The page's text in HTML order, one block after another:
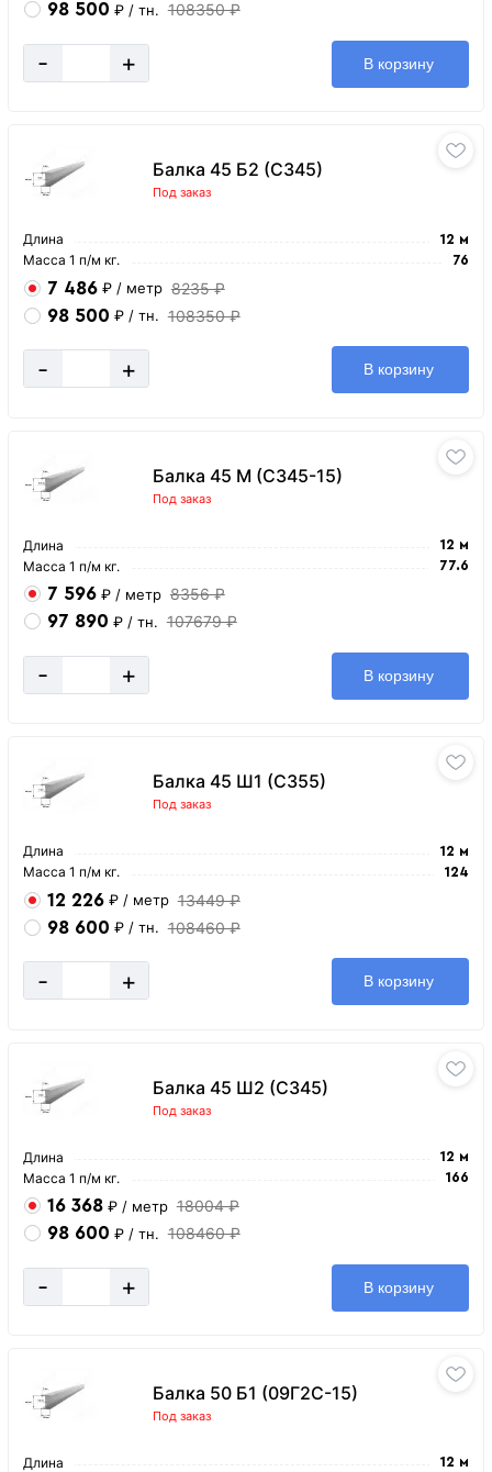
98 500 ₽ / тн. 108350 ₽
- + В корзину
Балка 45 Б2 (С345)
Под заказ
Длина 12 м
Масса 1 п/м кг. 76
7 486 ₽ / метр 8235 ₽
98 500 ₽ / тн. 108350 ₽
- + В корзину
Балка 45 М (С345-15)
Под заказ
Длина 12 м
Масса 1 п/м кг. 77.6
7 596 ₽ / метр 8356 ₽
97 890 ₽ / тн. 107679 ₽
- + В корзину
Балка 45 Ш1 (С355)
Под заказ
Длина 12 м
Масса 1 п/м кг. 124
12 226 ₽ / метр 13449 ₽
98 600 ₽ / тн. 108460 ₽
- + В корзину
Балка 45 Ш2 (С345)
Под заказ
Длина 12 м
Масса 1 п/м кг. 166
16 368 ₽ / метр 18004 ₽
98 600 ₽ / тн. 108460 ₽
- + В корзину
Балка 50 Б1 (09Г2С-15)
Под заказ
Длина 12 м